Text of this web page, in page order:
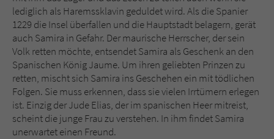
lediglich als Haremssklavin geduldet wird. Als die Spanier
1229 die Insel überfallen und die Hauptstadt belagern, gerät
auch Samira in Gefahr. Der maurische Herrscher, der sein
Volk retten möchte, entsendet Samira als Geschenk an den
Spanischen König Jaume. Um ihren geliebten Prinzen zu
retten, mischt sich Samira ins Geschehen ein mit tödlichen
Folgen. Sie muss erkennen, dass sie vielen Irrtümern erlegen
ist. Einzig der Jude Elias, der im spanischen Heer mitreist,
scheint die junge Frau zu verstehen. In ihm findet Samira
unerwartet einen Freund.